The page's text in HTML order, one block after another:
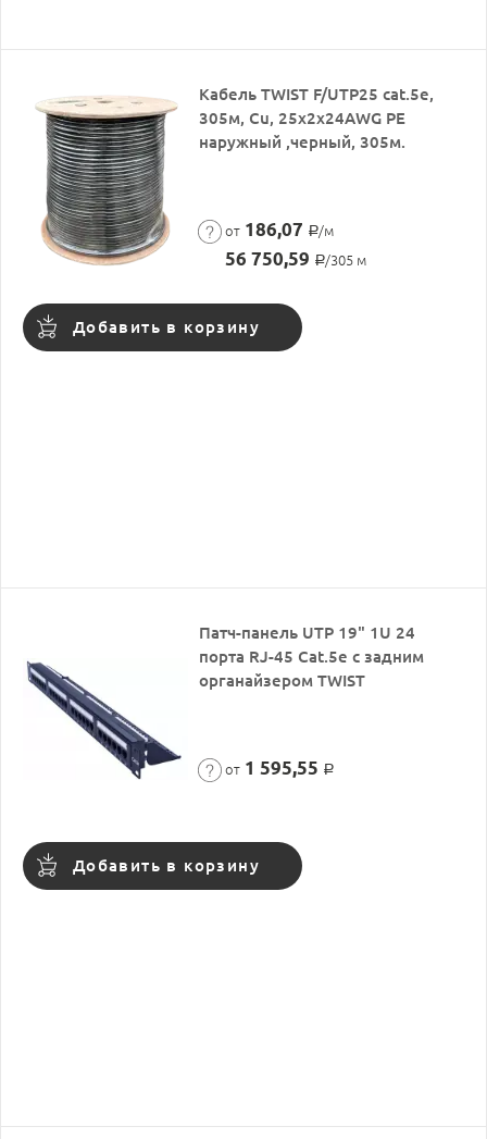
Кабель TWIST F/UTP25 cat.5e,
305м, Cu, 25x2x24AWG PE
наружный ,черный, 305м.
от 186,07 Р/м
56 750,59 Р/305 м
Добавить в корзину
Патч-панель UTP 19" 1U 24
порта RJ-45 Cat.5e с задним
органайзером TWIST
от 1 595,55 Р
Добавить в корзину